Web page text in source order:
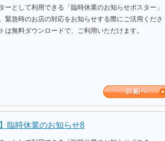
ーとして利用できる「臨時休業のお知らせポスター」
緊急時のお店の対応をお知らせする際にご活用くださ
は無料ダウンロードで、ご利用いただけます。
臨時休業のお知らせ8